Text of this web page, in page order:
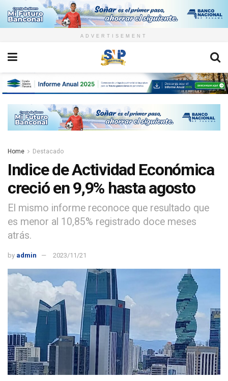
ADVERTISEMENT
Home Destacado
Indice de Actividad Económica
creció en 9,9% hasta agosto
El mismo informe reconoce que resultado que
es menor al 10,85% registrado doce meses
atrás.
by admin 2023/11/21